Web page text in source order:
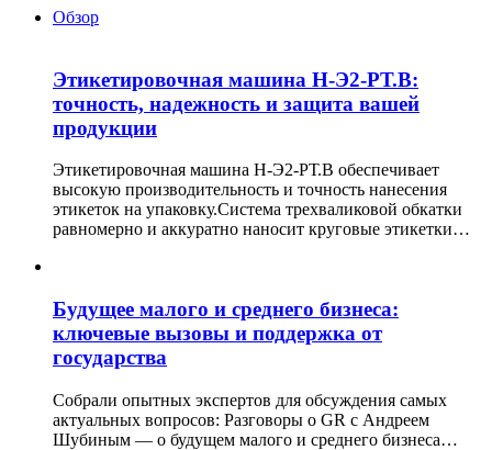
Обзор
Этикетировочная машина Н-Э2-РТ.В:
точность, надежность и защита вашей
продукции
Этикетировочная машина Н-Э2-РТ.В обеспечивает
высокую производительность и точность нанесения
этикеток на упаковку.Система трехваликовой обкатки
равномерно и аккуратно наносит круговые этикетки…
Будущее малого и среднего бизнеса:
ключевые вызовы и поддержка от
государства
Собрали опытных экспертов для обсуждения самых
актуальных вопросов: Разговоры о GR с Андреем
Шубиным — о будущем малого и среднего бизнеса…